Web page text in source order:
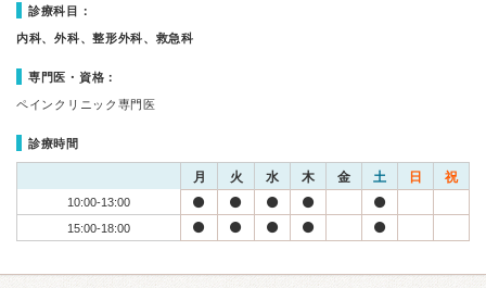
診療科目：
内科、外科、整形外科、救急科
専門医・資格：
ペインクリニック専門医
診療時間
月 火 水 木 金 土 日 祝
10:00-13:00
15:00-18:00